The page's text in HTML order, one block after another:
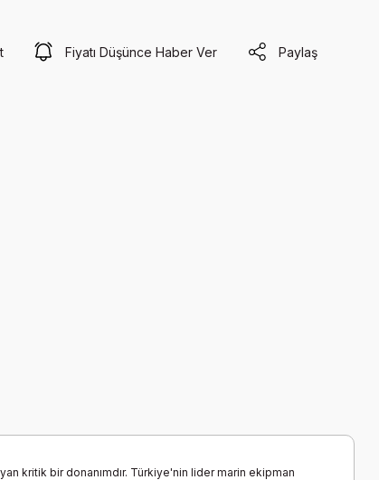
Fiyatı Düşünce Haber Ver Paylaş
kritik bir donanımdır. Türkiye'nin lider marin ekipman